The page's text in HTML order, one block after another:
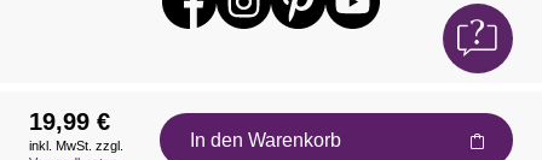
Auszeichnungen
19,99 €
inkl. MwSt. zzgl.
In den Warenkorb